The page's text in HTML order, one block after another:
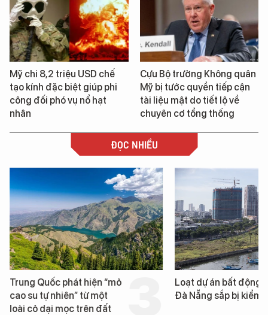
Mỹ chi 8,2 triệu USD chế
tạo kính đặc biệt giúp phi
công đối phó vụ nổ hạt
nhân
Cựu Bộ trưởng Không quân
Mỹ bị tước quyền tiếp cận
tài liệu mật do tiết lộ về
chuyên cơ tổng thống
ĐỌC NHIỀU
Trung Quốc phát hiện “mỏ
cao su tự nhiên” từ một
loài cỏ dại mọc trên đất
Loạt dự án bất động
Đà Nẵng sắp bị kiểm